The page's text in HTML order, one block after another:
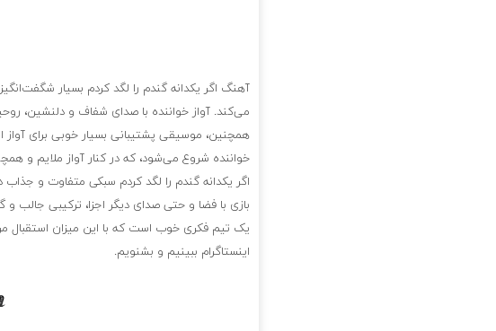
آهنگ اگر یکدانه گندم را لگد کردم بسیار
می‌کند. آواز خواننده با صدای شفاف و دلنشین،
همچنین، موسیقی پشتیبانی بسیار خوبی برای
خواننده شروع می‌شود، که در کنار آواز ملایم و
اگر یکدانه گندم را لگد کردم سبکی متفاوت و
بازی با فضا و حتی صدای دیگر اجزا، ترکیبی جالب
یک تیم فکری خوب است که با این میزان استقبال
اینستاگرام ببینیم و بشنویم.